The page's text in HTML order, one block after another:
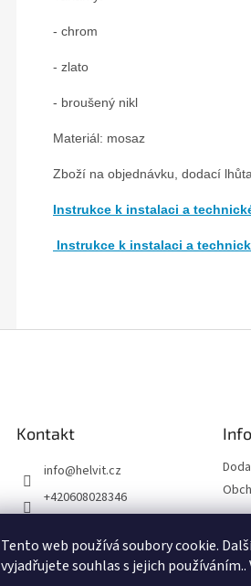
Tento web používá soubory cookie.
vyjadřujete souhlas s jejich
- chrom
- zlato
- broušený nikl
Materiál: mosaz
Zboží na objednávku, dodací
Instrukce k instalaci a
Instrukce k instalaci a
Kontakt
info@helvit.cz
+420608028346
upelnu ..